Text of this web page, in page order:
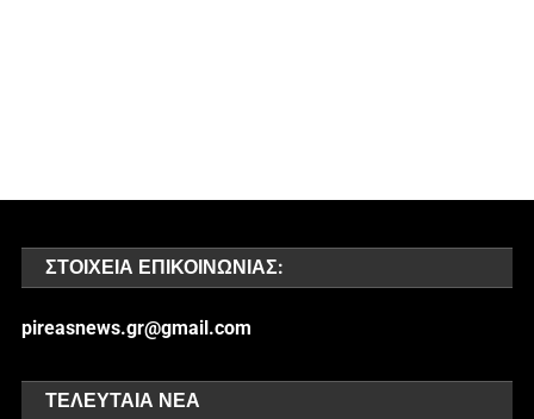
ΣΤΟΙΧΕΊΑ ΕΠΙΚΟΙΝΩΝΊΑΣ:
pireasnews.gr@gmail.com
ΤΕΛΕΥΤΑΊΑ ΝΈΑ